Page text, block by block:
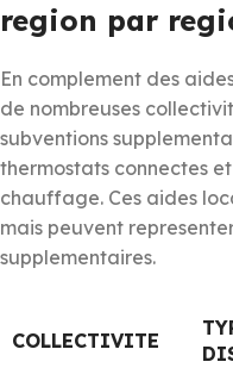
region par
En complement des
de nombreuses
subventions
thermostats connectes
chauffage. Ces aides
mais peuvent
supplementaires.
COLLECTIVITE